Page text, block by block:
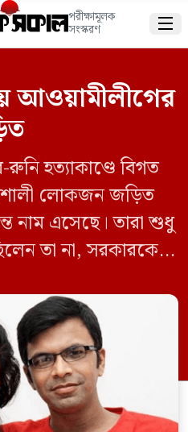
পরীক্ষামূলক
সংস্করণ 
আওয়ামীলীগের
রুনি হত্যাকাণ্ডে বিগত
লোকজন জড়িত
নাম এসেছে। তারা শুধু
তা না, সরকারকে
নাম বলায় আইনি
না। যেহেতু কোনো
এ নামগুলো সামনে